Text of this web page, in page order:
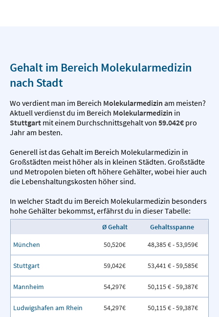
Gehalt im Bereich Molekularmedizin
nach Stadt
Wo verdient man im Bereich Molekularmedizin am meisten?
Aktuell verdienst du im Bereich Molekularmedizin in
Stuttgart mit einem Durchschnittsgehalt von 59.042€ pro
Jahr am besten.
Generell ist das Gehalt im Bereich Molekularmedizin in
Großstädten meist höher als in kleinen Städten. Großstädte
und Metropolen bieten oft höhere Gehälter, wobei hier auch
die Lebenshaltungskosten höher sind.
In welcher Stadt du im Bereich Molekularmedizin besonders
hohe Gehälter bekommst, erfährst du in dieser Tabelle:
Ø Gehalt
Gehaltsspanne
München
50,520€ 48,385 € - 53,959€
Stuttgart 59,042€ 53,441 € - 59,585€
Mannheim 54,297€ 50,115 € - 59,387€
Ludwigshafen am Rhein 54,297€ 50,115 € - 59,387€